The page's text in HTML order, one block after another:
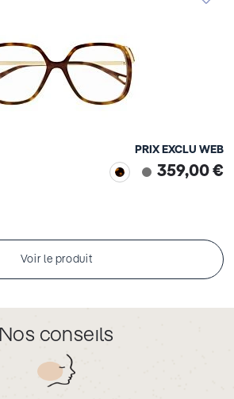
PRIX EXCLU WEB
359,00 €
Voir le produit
Nos conseils